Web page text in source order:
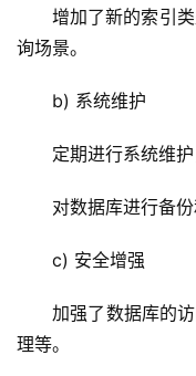
云
增加了新的索引
询场景。
b) 系统维护
定期进行系统维
对数据库进行备
c) 安全增强
加强了数据库的
理等。